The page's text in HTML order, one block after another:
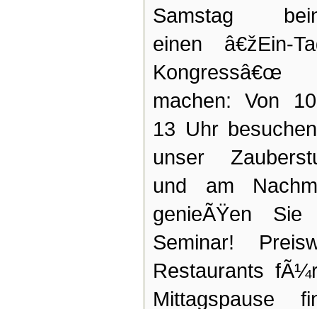
Samstag
einen â€žEin-
Kongressâ€œ
machen: Von
13 Uhr
unser
und am
genieÃŸen Sie
Seminar!
Restaurants
Mittagspause